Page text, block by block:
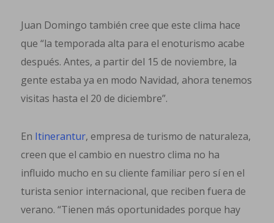
Juan Domingo también cree que este clima hace
que “la temporada alta para el enoturismo acabe
después. Antes, a partir del 15 de noviembre, la
gente estaba ya en modo Navidad, ahora tenemos
visitas hasta el 20 de diciembre”.
En Itinerantur, empresa de turismo de naturaleza,
creen que el cambio en nuestro clima no ha
influido mucho en su cliente familiar pero sí en el
turista senior internacional, que reciben fuera de
verano. “Tienen más oportunidades porque hay